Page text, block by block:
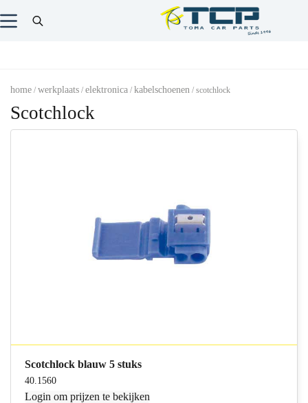
home / werkplaats / elektronica / kabelschoenen / scotchlock
Scotchlock
Scotchlock blauw 5 stuks
40.1560
Login om prijzen te bekijken